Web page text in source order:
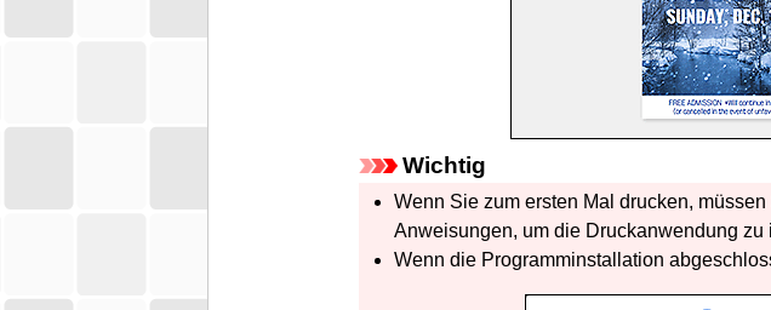
Wichtig
Wenn Sie zum ersten Mal drucken,
Anweisungen, um die Druckanwendung zu
Wenn die Programminstallation